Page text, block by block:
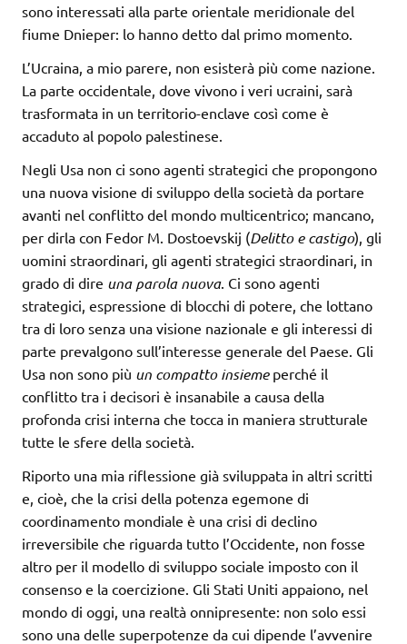
sono interessati alla parte orientale meridionale del
fiume Dnieper: lo hanno detto dal primo momento.
L’Ucraina, a mio parere, non esisterà più come nazione.
La parte occidentale, dove vivono i veri ucraini, sarà
trasformata in un territorio-enclave così come è
accaduto al popolo palestinese.
Negli Usa non ci sono agenti strategici che propongono
una nuova visione di sviluppo della società da portare
avanti nel conflitto del mondo multicentrico; mancano,
per dirla con Fedor M. Dostoevskij (Delitto e castigo), gli
uomini straordinari, gli agenti strategici straordinari, in
grado di dire una parola nuova. Ci sono agenti
strategici, espressione di blocchi di potere, che lottano
tra di loro senza una visione nazionale e gli interessi di
parte prevalgono sull’interesse generale del Paese. Gli
Usa non sono più un compatto insiemeperché il
conflitto tra i decisori è insanabile a causa della
profonda crisi interna che tocca in maniera strutturale
tutte le sfere della società.
Riporto una mia riflessione già sviluppata in altri scritti
e, cioè, che la crisi della potenza egemone di
coordinamento mondiale è una crisi di declino
irreversibile che riguarda tutto l’Occidente, non fosse
altro per il modello di sviluppo sociale imposto con il
consenso e la coercizione. Gli Stati Uniti appaiono, nel
mondo di oggi, una realtà onnipresente: non solo essi
sono una delle superpotenze da cui dipende l’avvenire